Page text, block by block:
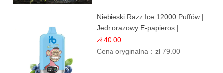
Niebieski Razz Ice 12000 Puffów |
Jednorazowy E-papieros |
Jagodowy Chłód
zł 40.00
Cena oryginalna：zł 79.00